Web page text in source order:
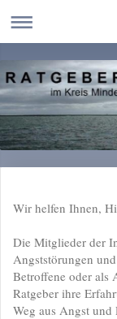
Wir helfen Ihnen,
Die Mitglieder der
Angststörungen
Betroffene oder als
Ratgeber ihre
Weg aus Angst und